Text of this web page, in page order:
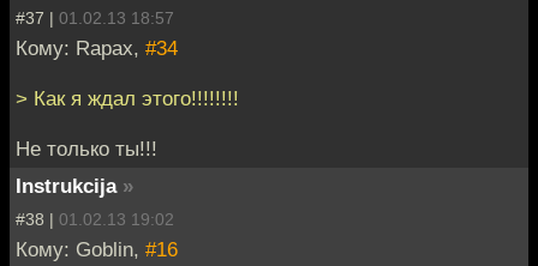
#37 | 01.02.13 18:57
Кому: Rapax, #34
> Как я ждал этого!!!!!!!!
Не только ты!!!
Instrukcija »
#38 | 01.02.13 19:02
Кому: Goblin, #16